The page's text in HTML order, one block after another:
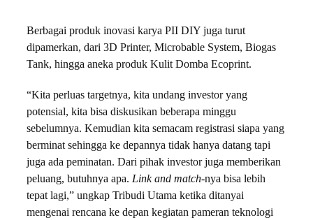
Berbagai produk inovasi karya PII DIY juga turut
dipamerkan, dari 3D Printer, Microbable System, Biogas
Tank, hingga aneka produk Kulit Domba Ecoprint.
“Kita perluas targetnya, kita undang investor yang
potensial, kita bisa diskusikan beberapa minggu
sebelumnya. Kemudian kita semacam registrasi siapa yang
berminat sehingga ke depannya tidak hanya datang tapi
juga ada peminatan. Dari pihak investor juga memberikan
peluang, butuhnya apa. Link and match-nya bisa lebih
tepat lagi,” ungkap Tribudi Utama ketika ditanyai
mengenai rencana ke depan kegiatan pameran teknologi